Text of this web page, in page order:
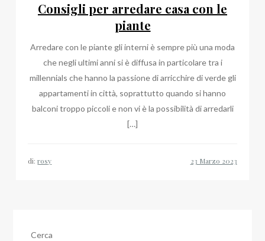
Consigli per arredare casa con le
piante
Arredare con le piante gli interni è sempre più una moda
che negli ultimi anni si è diffusa in particolare tra i
millennials che hanno la passione di arricchire di verde gli
appartamenti in città, soprattutto quando si hanno
balconi troppo piccoli e non vi è la possibilità di arredarli
[…]
di:rosy
Cerca